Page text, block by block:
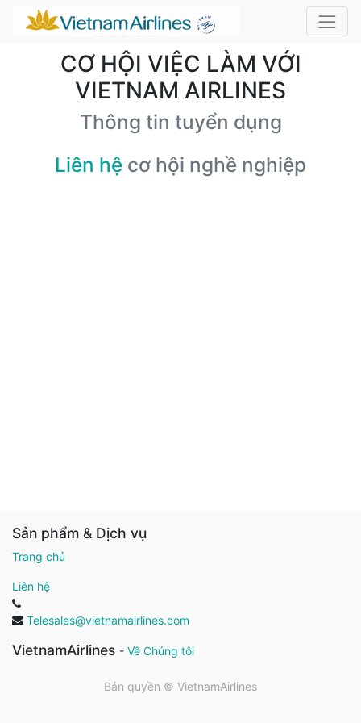
CƠ HỘI VIỆC LÀM VỚI
VIETNAM AIRLINES
Thông tin tuyển dụng
Liên hệ cơ hội nghề nghiệp
Sản phẩm & Dịch vụ
Trang chủ
Liên hệ
Telesales@vietnamairlines.com
VietnamAirlines - Về Chúng tôi
Bản quyền © VietnamAirlines